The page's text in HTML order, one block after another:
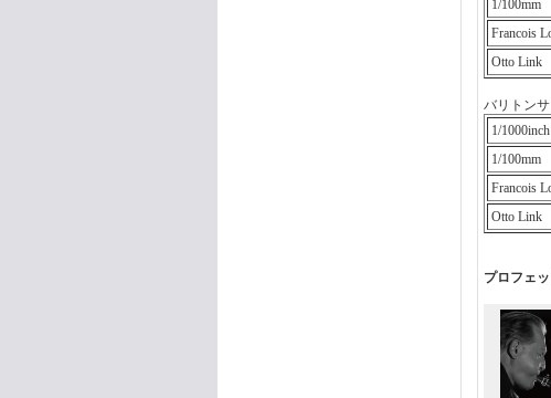
1/100mm
Francois
Otto Link
バリトン
1/1000inch
1/100mm
Francois
Otto Link
プロフェ